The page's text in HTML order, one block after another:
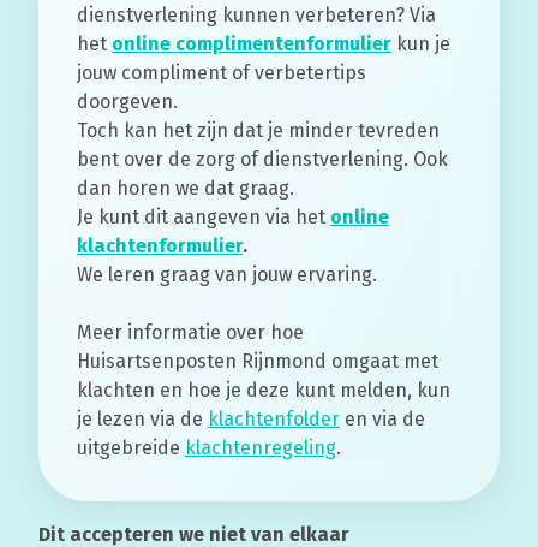
dienstverlening kunnen verbeteren? Via
het online complimentenformulier kun je
jouw compliment of verbetertips
doorgeven.
Toch kan het zijn dat je minder tevreden
bent over de zorg of dienstverlening. Ook
dan horen we dat graag.
Je kunt dit aangeven via het online
klachtenformulier.
We leren graag van jouw ervaring.
Meer informatie over hoe
Huisartsenposten Rijnmond omgaat met
klachten en hoe je deze kunt melden, kun
je lezen via de klachtenfolder en via de
uitgebreide klachtenregeling.
Dit accepteren we niet van elkaar